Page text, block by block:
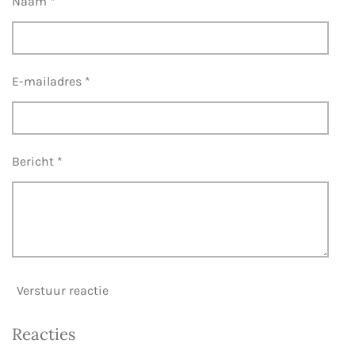
E-mailadres *
Bericht *
Verstuur reactie
Reacties